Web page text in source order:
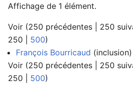
Affichage de 1 élément.
Voir (250 précédentes 250
250
500)
François Bourricaud (inclusion) ‎
Voir (250 précédentes 250
250
500)